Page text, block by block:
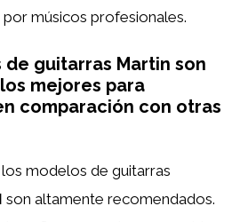
músicos profesionales.
de guitarras Martin son
mejores para
comparación con otras
los modelos de guitarras
son altamente recomendados.